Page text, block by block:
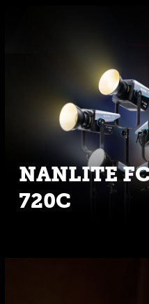
NANLITE
720C